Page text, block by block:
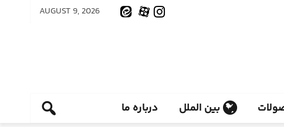
AUGUST 9, 2026
بین الملل درباره ما